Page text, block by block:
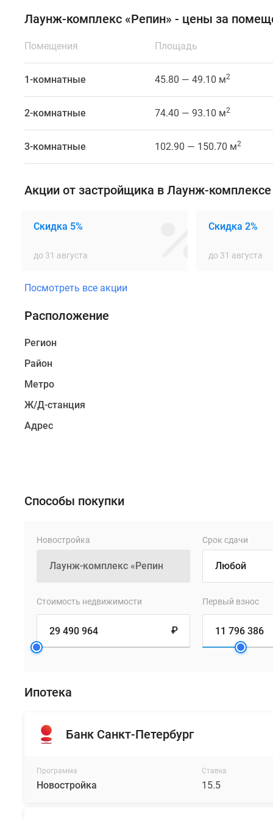
с
заливом.
Лаунж-
студии
подойдут
тем,
спокойное
место
жизни
природы,
отказаться
быстрого
к
городу
его
инфраструктуре.
помещение
зоны:
каминный
деловых
креслами
столами.
Благодаря
потолкам
(6,3
Лаунж-комплекс «Репин» - цены за
Помещения Площадь
1-комнатные 45.80 — 49.10 м2
2-комнатные 74.40 — 93.10 м2
3-комнатные 102.90 — 150.70 м2
Акции от застройщика в Лаунж-комплексе
Скидка 5%
до 31 августа
Скидка 2%
до 31 августа
Посмотреть все акции
Расположение
Регион
Район
Метро
Ж/Д-станция
Адрес
Способы покупки
Новостройка Срок сдачи
Стоимость недвижимости
₽
Первый взнос
Ипотека
Банк Санкт-Петербург
Программа
Новостройка
Ставка
15.5